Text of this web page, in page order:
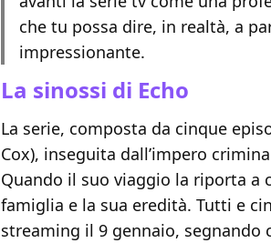
che tu possa dire, in realtà, a
impressionante.
La sinossi di Echo
La serie, composta da cinque
Cox), inseguita dall’impero
Quando il suo viaggio la riporta a
famiglia e la sua eredità. Tutti e
streaming il 9 gennaio,